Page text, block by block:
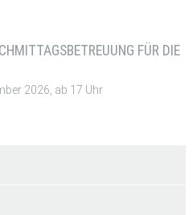
FÜR DIE
2026, ab 17 Uhr